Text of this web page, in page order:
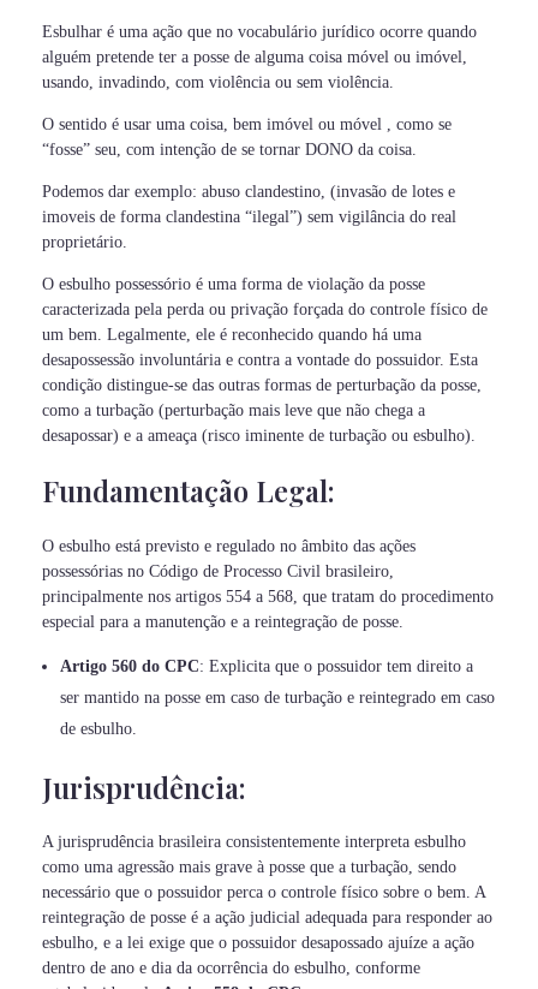
Esbulhar é uma ação que no vocabulário jurídico ocorre quando
alguém pretende ter a posse de alguma coisa móvel ou imóvel,
usando, invadindo, com violência ou sem violência.
O sentido é usar uma coisa, bem imóvel ou móvel , como se
“fosse” seu, com intenção de se tornar DONO da coisa.
Podemos dar exemplo: abuso clandestino, (invasão de lotes e
imoveis de forma clandestina “ilegal”) sem vigilância do real
proprietário.
O esbulho possessório é uma forma de violação da posse
caracterizada pela perda ou privação forçada do controle físico de
um bem. Legalmente, ele é reconhecido quando há uma
desapossessão involuntária e contra a vontade do possuidor. Esta
condição distingue-se das outras formas de perturbação da posse,
como a turbação (perturbação mais leve que não chega a
desapossar) e a ameaça (risco iminente de turbação ou esbulho).
Fundamentação Legal:
O esbulho está previsto e regulado no âmbito das ações
possessórias no Código de Processo Civil brasileiro,
principalmente nos artigos 554 a 568, que tratam do procedimento
especial para a manutenção e a reintegração de posse.
Artigo 560 do CPC: Explicita que o possuidor tem direito a
ser mantido na posse em caso de turbação e reintegrado em caso
de esbulho.
Jurisprudência:
A jurisprudência brasileira consistentemente interpreta esbulho
como uma agressão mais grave à posse que a turbação, sendo
necessário que o possuidor perca o controle físico sobre o bem. A
reintegração de posse é a ação judicial adequada para responder ao
esbulho, e a lei exige que o possuidor desapossado ajuíze a ação
dentro de ano e dia da ocorrência do esbulho, conforme